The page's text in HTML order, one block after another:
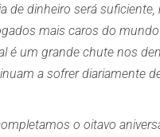
de dinheiro será suficiente,
mais caros do
é um grande chute nos
a sofrer diariamente
o oitavo